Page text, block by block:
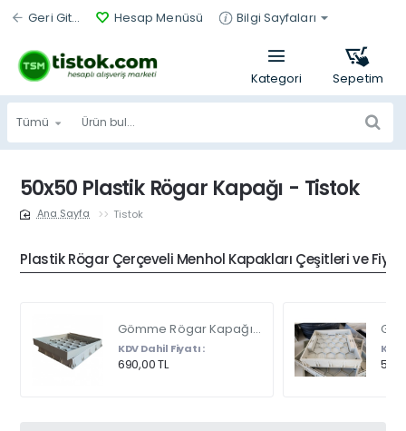
Geri Git... Hesap Menüsü Bilgi Sayfaları
Tümü
Ürün
bul...
50x50 Plastik Rögar Kapağı - Tistok
Tistok
Plastik Rögar Çerçeveli Menhol Kapakları Çeşitleri ve
Gömme Rögar Kapağı - Seramik - Fayans Ve Mermer Zeminlerde - Gizli Çerçeve Kapak Çift Kulplu 45 X 45
KDV Dahil Fiyatı :
690,00 TL
KDV